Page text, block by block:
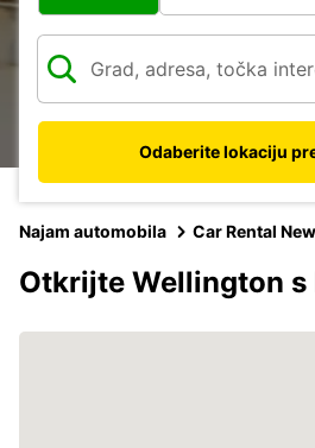
Odaberite lokaciju
Najam automobila Car Rental
Otkrijte Wellington s